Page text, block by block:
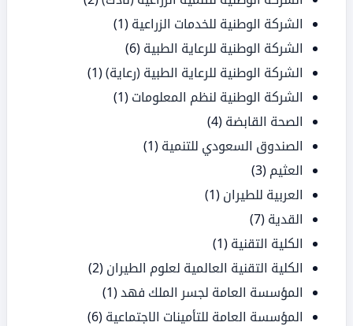
الشركة الوطنية للخدمات الزراعية (1)
الشركة الوطنية للرعاية الطبية (6)
الشركة الوطنية للرعاية الطبية (رعاية)(1)
الشركة الوطنية لنظم المعلومات (1)
الصحة القابضة (4)
الصندوق السعودي للتنمية (1)
العثيم (3)
العربية للطيران (1)
القدية (7)
الكلية التقنية (1)
الكلية التقنية العالمية لعلوم الطيران (2)
المؤسسة العامة لجسر الملك فهد(1)
المؤسسة العامة للتأمينات الاجتماعية (6)